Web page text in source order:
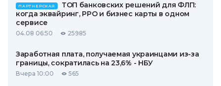
ПАРТНЕРСКАЯ
ТОП банковских решений для ФЛП:
когда эквайринг, РРО и бизнес карты в одном
сервисе
04.08 06:50 25985
Заработная плата, получаемая украинцами из-за
границы, сократилась на 23,6% - НБУ
Вчера 10:00 565